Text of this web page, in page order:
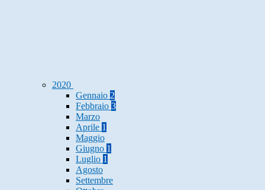
2020
Gennaio 2
Febbraio 3
Marzo
Aprile 1
Maggio
Giugno 1
Luglio 1
Agosto
Settembre